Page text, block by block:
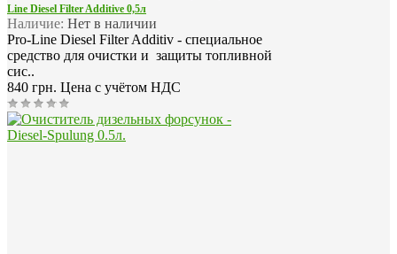
Line Diesel Filter Additive 0,5л
Наличие: Нет в наличии
Pro-Line Diesel Filter Additiv - специальное
средство для очистки и защиты топливной
сис..
840 грн. Цена с учётом НДС